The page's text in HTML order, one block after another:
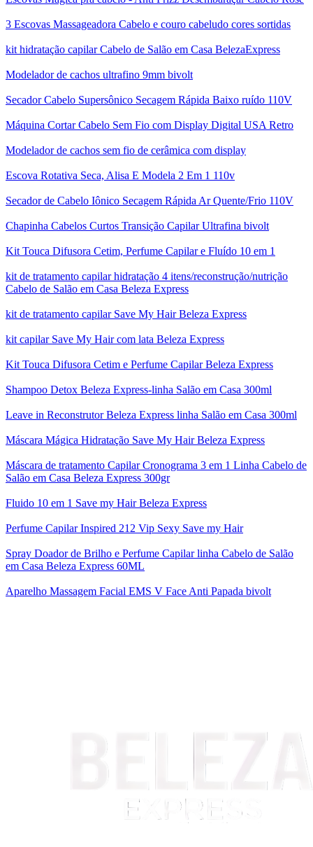
3 Escovas Massageadora Cabelo e couro cabeludo cores sortidas
kit hidratação capilar Cabelo de Salão em Casa BelezaExpress
Modelador de cachos ultrafino 9mm bivolt
Secador Cabelo Supersônico Secagem Rápida Baixo ruído 110V
Máquina Cortar Cabelo Sem Fio com Display Digital USA Retro
Modelador de cachos sem fio de cerâmica com display
Escova Rotativa Seca, Alisa E Modela 2 Em 1 110v
Secador de Cabelo Iônico Secagem Rápida Ar Quente/Frio 110V
Chapinha Cabelos Curtos Transição Capilar Ultrafina bivolt
Kit Touca Difusora Cetim, Perfume Capilar e Fluído 10 em 1
kit de tratamento capilar hidratação 4 itens/reconstrução/nutrição
Cabelo de Salão em Casa Beleza Express
kit de tratamento capilar Save My Hair Beleza Express
kit capilar Save My Hair com lata Beleza Express
Kit Touca Difusora Cetim e Perfume Capilar Beleza Express
Shampoo Detox Beleza Express-linha Salão em Casa 300ml
Leave in Reconstrutor Beleza Express linha Salão em Casa 300ml
Máscara Mágica Hidratação Save My Hair Beleza Express
Máscara de tratamento Capilar Cronograma 3 em 1 Linha Cabelo de
Salão em Casa Beleza Express 300gr
Fluido 10 em 1 Save my Hair Beleza Express
Perfume Capilar Inspired 212 Vip Sexy Save my Hair
Spray Doador de Brilho e Perfume Capilar linha Cabelo de Salão
em Casa Beleza Express 60ML
Aparelho Massagem Facial EMS V Face Anti Papada bivolt